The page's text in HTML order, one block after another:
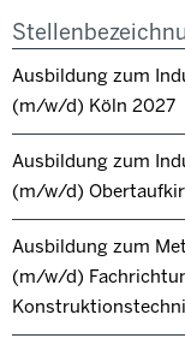
Ausbildung zum
(m/w/d) Köln 2027
Ausbildung zum
(m/w/d)
Ausbildung zum
(m/w/d)